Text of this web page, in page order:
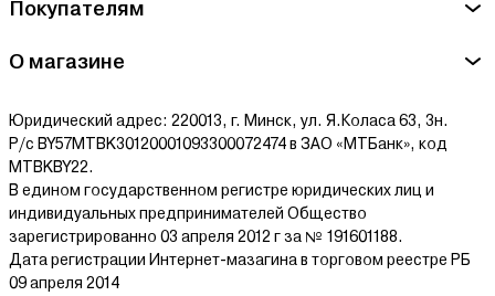
здесь.
Покупателям
О магазине
Юридический адрес: 220013, г. Минск, ул. Я.Коласа 63, 3н.
Р/с BY57MTBK30120001093300072474 в ЗАО «МТБанк», код
MTBKBY22.
В едином государственном регистре юридических лиц и
индивидуальных предпринимателей Общество
зарегистрированно 03 апреля 2012 г за № 191601188.
Дата регистрации Интернет-мазагина в торговом реестре РБ
09 апреля 2014